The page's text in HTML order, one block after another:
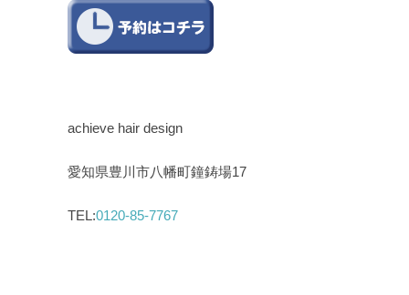
achieve hair design
愛知県豊川市八幡町鐘鋳場17
TEL:0120-85-7767